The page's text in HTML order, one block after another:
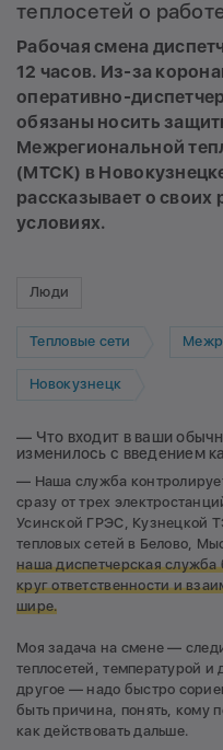
теплосетей о
Рабочая смена
12 часов. Из-за
оперативно-
обязаны носить
Межрегиональной
(МТСК) в
рассказывает о своих
условиях.
Люди
Тепловые сети
Новокузнецк
— Что входит в ваши
изменилось с введением
— Наша служба
сразу от трех
Усинской ГРЭС, Кузнецкой
тепловых сетей в Белово,
наша диспетчерская служба
круг ответственности и
шире.
Моя задача на смене —
теплосетей, температурой
другое — надо быстро
быть причина, понять, кому
как действовать дальше.